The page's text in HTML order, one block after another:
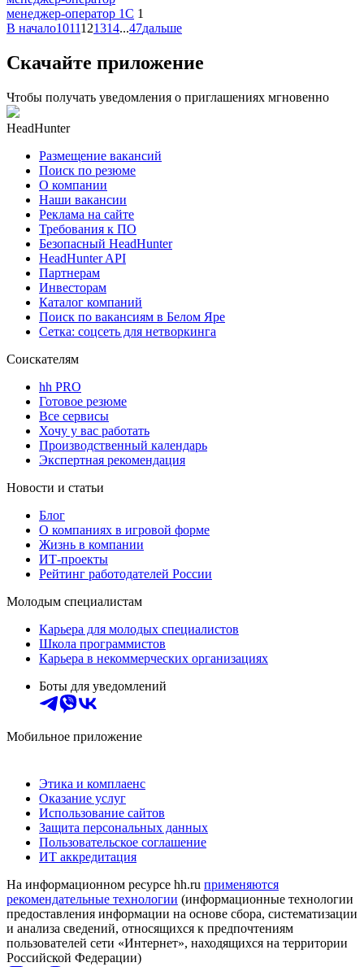
менеджер-оператор 1С 1
В начало1011121314...47дальше
Скачайте приложение
Чтобы получать уведомления о приглашениях мгновенно
HeadHunter
Размещение вакансий
Поиск по резюме
О компании
Наши вакансии
Реклама на сайте
Требования к ПО
Безопасный HeadHunter
HeadHunter API
Партнерам
Инвесторам
Каталог компаний
Поиск по вакансиям в Белом Яре
Сетка: соцсеть для нетворкинга
Соискателям
hh PRO
Готовое резюме
Все сервисы
Хочу у вас работать
Производственный календарь
Экспертная рекомендация
Новости и статьи
Блог
О компаниях в игровой форме
Жизнь в компании
ИТ-проекты
Рейтинг работодателей России
Молодым специалистам
Карьера для молодых специалистов
Школа программистов
Карьера в некоммерческих организациях
Боты для уведомлений
Мобильное приложение
Этика и комплаенс
Оказание услуг
Использование сайтов
Защита персональных данных
Пользовательское соглашение
ИТ аккредитация
На информационном ресурсе hh.ru применяются
рекомендательные технологии (информационные технологии
предоставления информации на основе сбора, систематизации
и анализа сведений, относящихся к предпочтениям
пользователей сети «Интернет», находящихся на территории
Российской Федерации)